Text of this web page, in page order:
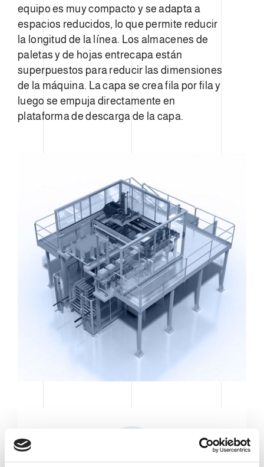
equipo es muy compacto y se adapta a
espacios reducidos, lo que permite reducir
la longitud de la línea. Los almacenes de
paletas y de hojas entrecapa están
superpuestos para reducir las dimensiones
de la máquina. La capa se crea fila por fila y
luego se empuja directamente en
plataforma de descarga de la capa.